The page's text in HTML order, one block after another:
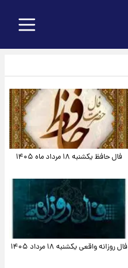
فال حافظ یکشنبه ۱۸ مرداد ماه ۱۴۰۵
فال روزانه واقعی یکشنبه ۱۸ مرداد ۱۴۰۵